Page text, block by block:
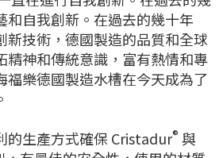
和自我創新。在過去的幾十年
新技術，德國製造的品質和全球
精神和傳統意識，富有熱情和專
福樂德國製造水槽在今天成為了
的生產方式確保 Cristadur® 與